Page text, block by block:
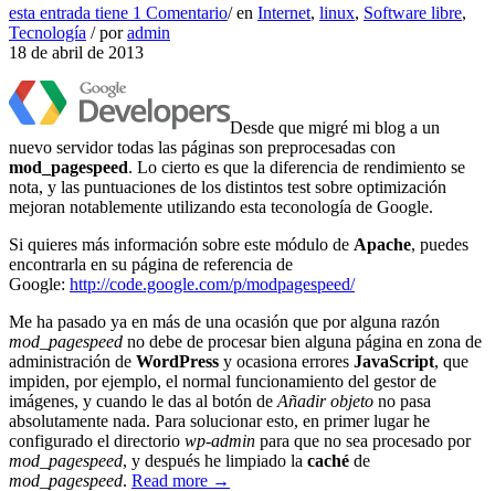
esta entrada tiene 1 Comentario/ en Internet, linux, Software libre,
Tecnología / poradmin
18 de abril de 2013
Desde que migré mi blog a un
nuevo servidor todas las páginas son preprocesadas con
mod_pagespeed. Lo cierto es que la diferencia de rendimiento se
nota, y las puntuaciones de los distintos test sobre optimización
mejoran notablemente utilizando esta teconología de Google.
Si quieres más información sobre este módulo de Apache, puedes
encontrarla en su página de referencia de
Google: http://code.google.com/p/modpagespeed/
Me ha pasado ya en más de una ocasión que por alguna razón
mod_pagespeed no debe de procesar bien alguna página en zona de
administración de WordPress y ocasiona errores JavaScript, que
impiden, por ejemplo, el normal funcionamiento del gestor de
imágenes, y cuando le das al botón de Añadir objeto no pasa
absolutamente nada. Para solucionar esto, en primer lugar he
configurado el directorio wp-admin para que no sea procesado por
mod_pagespeed, y después he limpiado la caché de
mod_pagespeed. Read more →